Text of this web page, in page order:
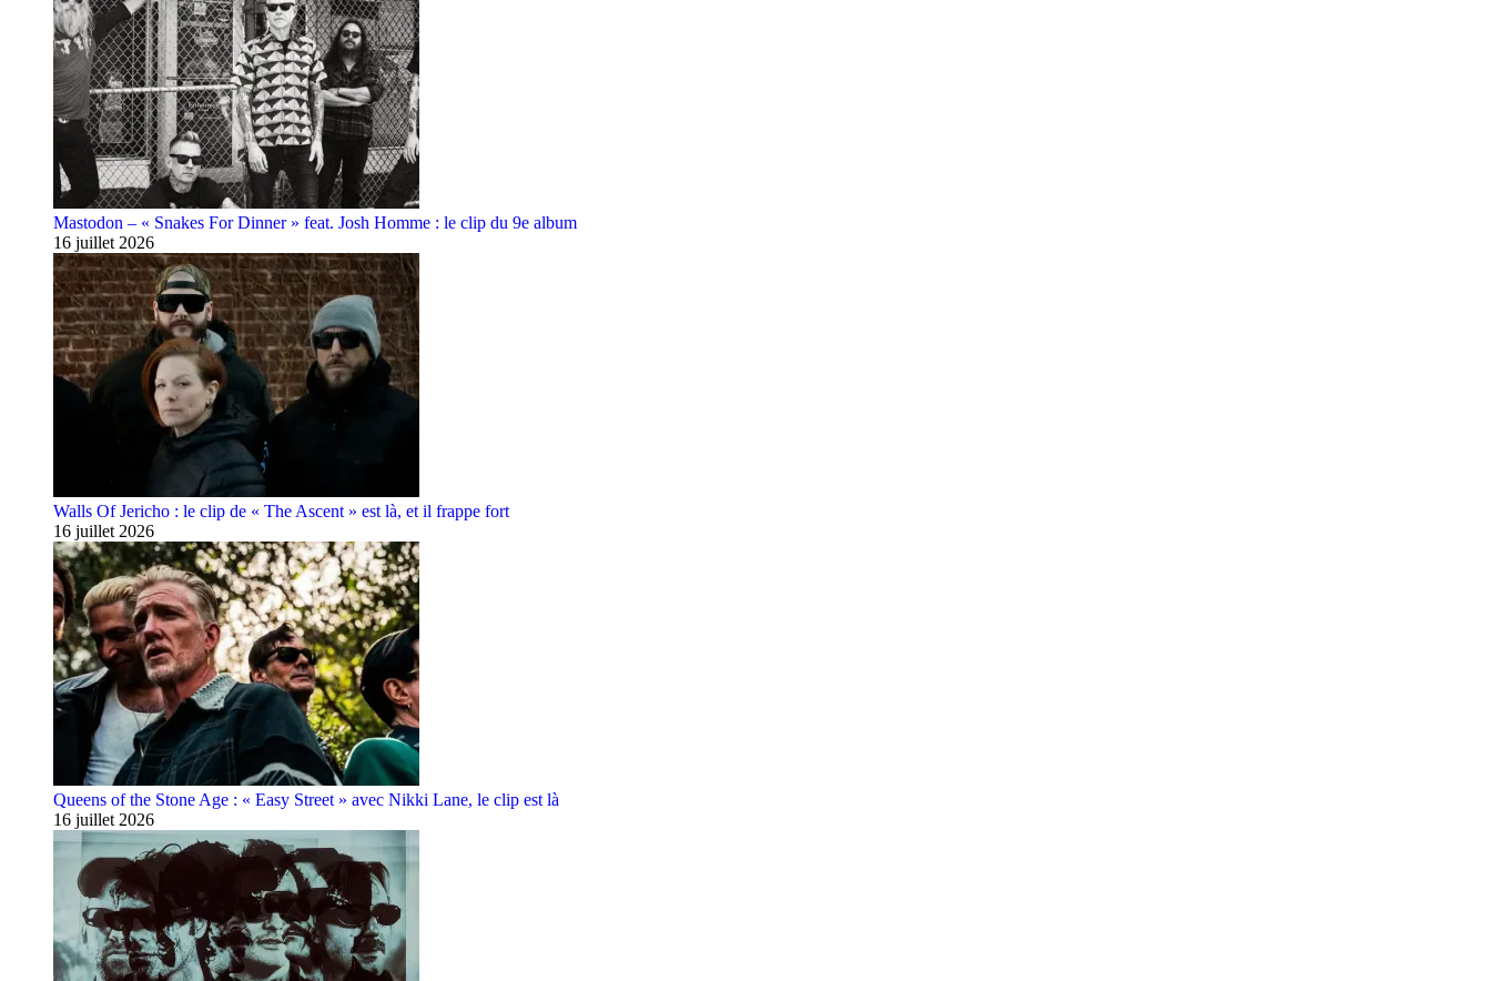
Mastodon – « Snakes For Dinner » feat. Josh Homme : le clip du 9e album
16 juillet 2026
Walls Of Jericho : le clip de « The Ascent » est là, et il frappe fort
16 juillet 2026
Queens of the Stone Age : « Easy Street » avec Nikki Lane, le clip est là
16 juillet 2026